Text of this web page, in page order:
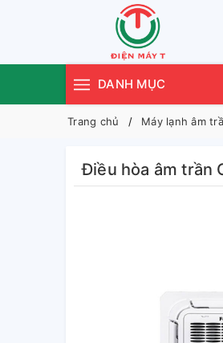
DANH MỤC
Trang chủ Máy lạnh âm
Điều hòa âm trần